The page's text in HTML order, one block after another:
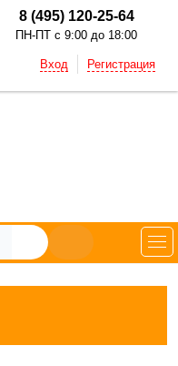
8 (495) 120-25-64
ПН-ПТ с 9:00 до 18:00
Вход Регистрация